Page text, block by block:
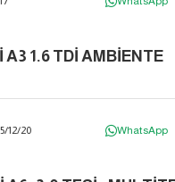
1.6 TDİ AMBİENTE
/12/20 WhatsApp